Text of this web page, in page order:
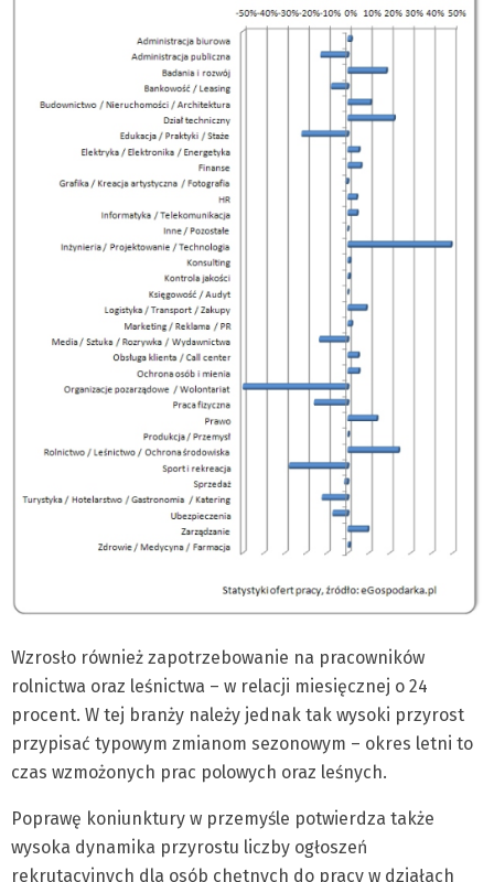
Wzrosło również zapotrzebowanie na pracowników
rolnictwa oraz leśnictwa – w relacji miesięcznej o 24
procent. W tej branży należy jednak tak wysoki przyrost
przypisać typowym zmianom sezonowym – okres letni to
czas wzmożonych prac polowych oraz leśnych.
Poprawę koniunktury w przemyśle potwierdza także
wysoka dynamika przyrostu liczby ogłoszeń
rekrutacyjnych dla osób chętnych do pracy w działach